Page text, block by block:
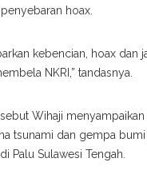
hoax.
kebencian, hoax dan
NKRI,” tandasnya.
Wihaji
tsunami dan gempa
Palu Sulawesi Tengah.